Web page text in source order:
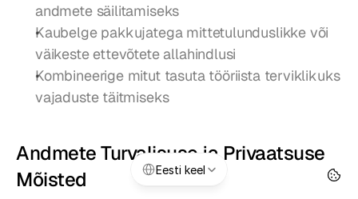
andmete säilitamiseks
Kaubelge pakkujatega mittetulunduslikke või
väikeste ettevõtete allahindlusi
Kombineerige mitut tasuta tööriista terviklikuks
vajaduste täitmiseks
Andmete Turvalisuse ja Privaatsuse
Mõisted
Select Language
Eesti keel